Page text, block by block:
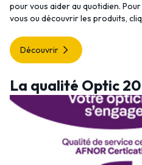
pour vous aider au quotidien.
vous ou découvrir les produits,
Découvrir
La qualité Optic